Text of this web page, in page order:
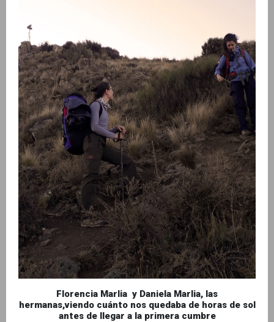
Florencia Marlia y Daniela Marlia, las
hermanas,viendo cuánto nos quedaba de horas de sol
antes de llegar a la primera cumbre